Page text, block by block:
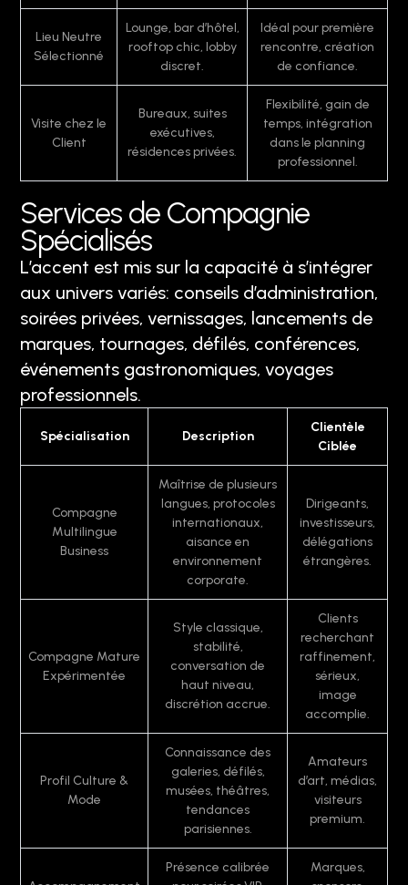
Lieu Neutre
Sélectionné
Lounge, bar d’hôtel,
rooftop chic, lobby
discret.
Idéal pour première
rencontre, création
de confiance.
Visite chez le
Client
Bureaux, suites
exécutives,
résidences privées.
Flexibilité, gain de
temps, intégration
dans le planning
professionnel.
Services de Compagnie
Spécialisés
L’accent est mis sur la capacité à s’intégrer
aux univers variés: conseils d’administration,
soirées privées, vernissages, lancements de
marques, tournages, défilés, conférences,
événements gastronomiques, voyages
professionnels.
Spécialisation Description
Clientèle
Ciblée
Compagne
Multilingue
Business
Maîtrise de plusieurs
langues, protocoles
internationaux,
aisance en
environnement
corporate.
Dirigeants,
investisseurs,
délégations
étrangères.
Compagne Mature
Expérimentée
Style classique,
stabilité,
conversation de
haut niveau,
discrétion accrue.
Clients
recherchant
raffinement,
sérieux,
image
accomplie.
Profil Culture &
Mode
Connaissance des
galeries, défilés,
musées, théâtres,
tendances
parisiennes.
Amateurs
d’art, médias,
visiteurs
premium.
Présence calibrée
Marques,